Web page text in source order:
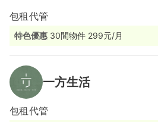
包租代管
特色優惠 30間物件 299元/月
一方生活
包租代管